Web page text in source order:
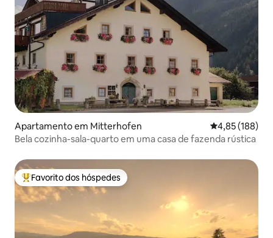
Apartamento em Mitterhofen Classificação
4,85 (188)
Bela cozinha-sala-quarto em uma casa de fazenda rústica
Favoritos dos hóspedes mais apreciados
Favorito dos hóspedes